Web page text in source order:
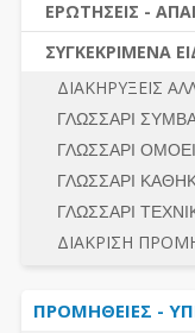
ΝΟΜΟΘΕΣΙΑ -
ΠΡΟΔΙΚΑΣΤΙΚΗ
ΓΕΝΙΚΟΙ
ΔΙΚΑΙΟΥΜΕΝΟΙ
ΠΡΟΣΦΟΡΕΣ –
ΔΙΕΞΑΓΩΓΗ
ΕΣΗΔΗΣ –
ΠΕΡΙΛΗΨΕΙΣ
ΣΥΝΟΛΟ
ΕΡΩΤΗΣΕΙΣ -
Ν. 4782/2021 -
ΔΙΕΞΑΓΩΓΗ
ΔΙΑΔΙΚΑΣΙΕΣ
ΓΕΝΙΚΟΙ
ΠΡΟΕΤΟΙΜΑΣΙΑ
ΛΟΓΟΙ
ΠΡΟΣΦΟΡΕΣ -
ΕΚΤΕΛΕΣΗ
ΣΥΓΚΕΚΡΙΜΕΝΑ
ΔΙΑΚΗΡΥΞΕΙΣ
ΓΛΩΣΣΑΡΙ
ΓΛΩΣΣΑΡΙ
ΓΛΩΣΣΑΡΙ
ΓΛΩΣΣΑΡΙ
ΔΙΑΚΡΙΣΗ
ΠΡΟΜΗΘΕΙΕΣ -